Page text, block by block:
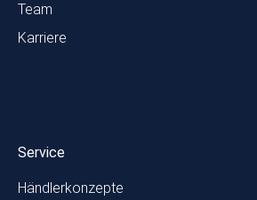
Team
Karriere
Service
Händlerkonzepte